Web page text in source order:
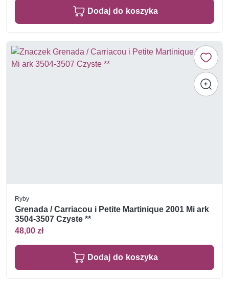
Dodaj do koszyka
Ryby
Grenada / Carriacou i Petite Martinique 2001 Mi ark
3504-3507 Czyste **
48,00 zł
Dodaj do koszyka